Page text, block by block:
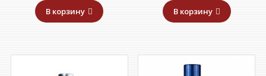
319,00 ₽.
В корзину
249,00
В корзину